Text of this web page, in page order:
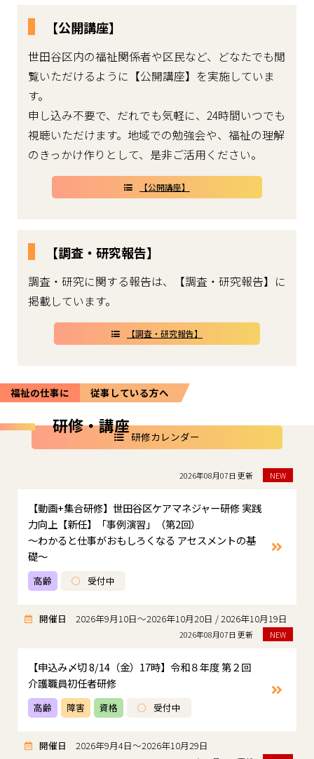
【公開講座】
世田谷区内の福祉関係者や区民など、どなたでも閲
覧いただけるように【公開講座】を実施していま
す。
申し込み不要で、だれでも気軽に、24時間いつでも
視聴いただけます。地域での勉強会や、福祉の理解
のきっかけ作りとして、是非ご活用ください。
【公開講座】
【調査・研究報告】
調査・研究に関する報告は、【調査・研究報告】に
掲載しています。
【調査・研究報告】
福祉の仕事に 従事している方へ
研修・講座
研修カレンダー
2026年08月07日 更新 NEW
【動画+集合研修】世田谷区ケアマネジャー研修 実践
力向上【新任】「事例演習」（第2回）
～わかると仕事がおもしろくなる アセスメントの基
礎～
高齢 ○ 受付中
開催日 2026年9月10日～2026年10月20日 / 2026年10月19日
2026年08月07日 更新 NEW
【申込み〆切 8/14（金）17時】令和８年度 第２回
介護職員初任者研修
高齢 障害 資格 ○ 受付中
開催日 2026年9月4日～2026年10月29日